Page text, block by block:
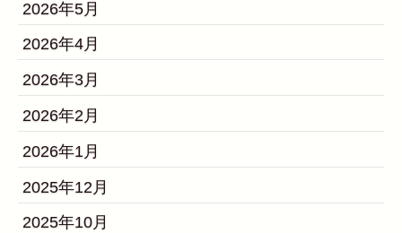
2026年5月
2026年4月
2026年3月
2026年2月
2026年1月
2025年12月
2025年10月